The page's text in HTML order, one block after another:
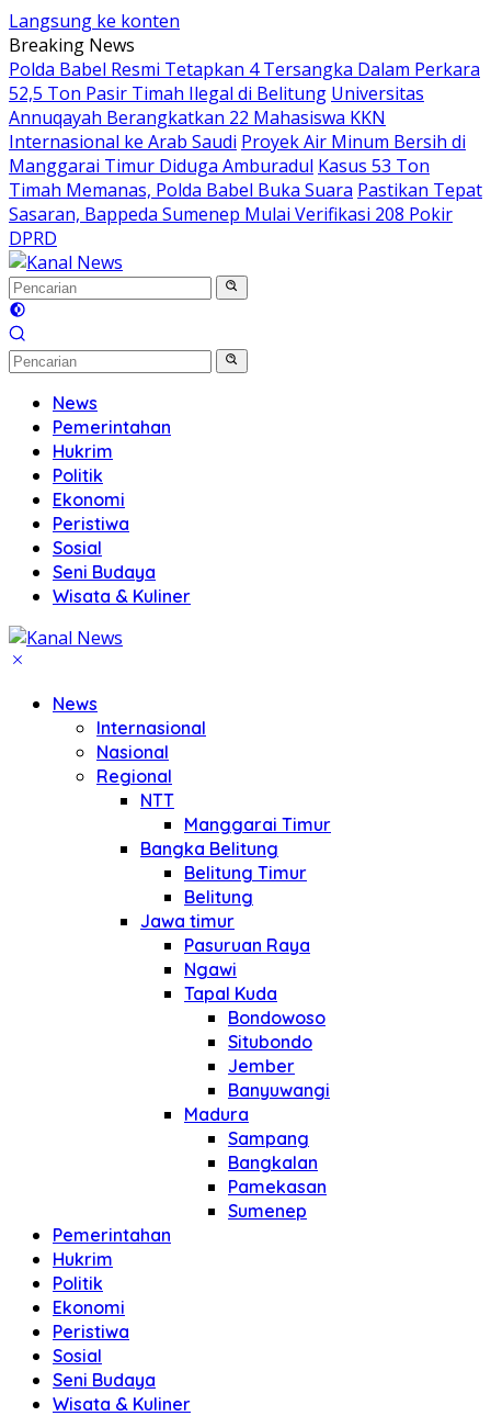
Langsung ke konten
Breaking News
Polda Babel Resmi Tetapkan 4 Tersangka Dalam Perkara
52,5 Ton Pasir Timah Ilegal di Belitung Universitas
Annuqayah Berangkatkan 22 Mahasiswa KKN
Internasional ke Arab Saudi Proyek Air Minum Bersih di
Manggarai Timur Diduga Amburadul Kasus 53 Ton
Timah Memanas, Polda Babel Buka Suara Pastikan Tepat
Sasaran, Bappeda Sumenep Mulai Verifikasi 208 Pokir
DPRD
News
Pemerintahan
Hukrim
Politik
Ekonomi
Peristiwa
Sosial
Seni Budaya
Wisata & Kuliner
News
Internasional
Nasional
Regional
NTT
Manggarai Timur
Bangka Belitung
Belitung Timur
Belitung
Jawa timur
Pasuruan Raya
Ngawi
Tapal Kuda
Bondowoso
Situbondo
Jember
Banyuwangi
Madura
Sampang
Bangkalan
Pamekasan
Sumenep
Pemerintahan
Hukrim
Politik
Ekonomi
Peristiwa
Sosial
Seni Budaya
Wisata & Kuliner